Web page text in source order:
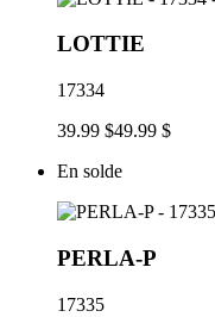
LOTTIE
17334
39.99 $49.99 $
En solde
PERLA-P
17335